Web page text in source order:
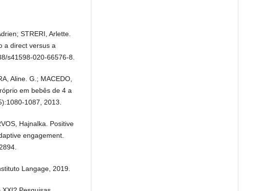
STRERI, Arlette.
a direct versus a
s41598-020-66576-8.
Aline. G.; MACEDO,
em bebês de 4 a
1087, 2013.
Hajnalka. Positive
engagement.
Langage, 2019.